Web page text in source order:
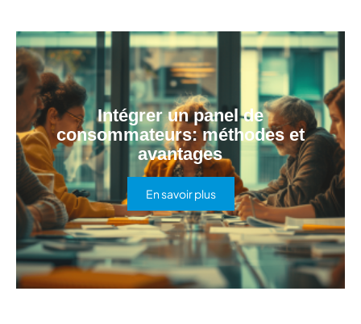
Intégrer un panel de
consommateurs: méthodes et
avantages
En savoir plus